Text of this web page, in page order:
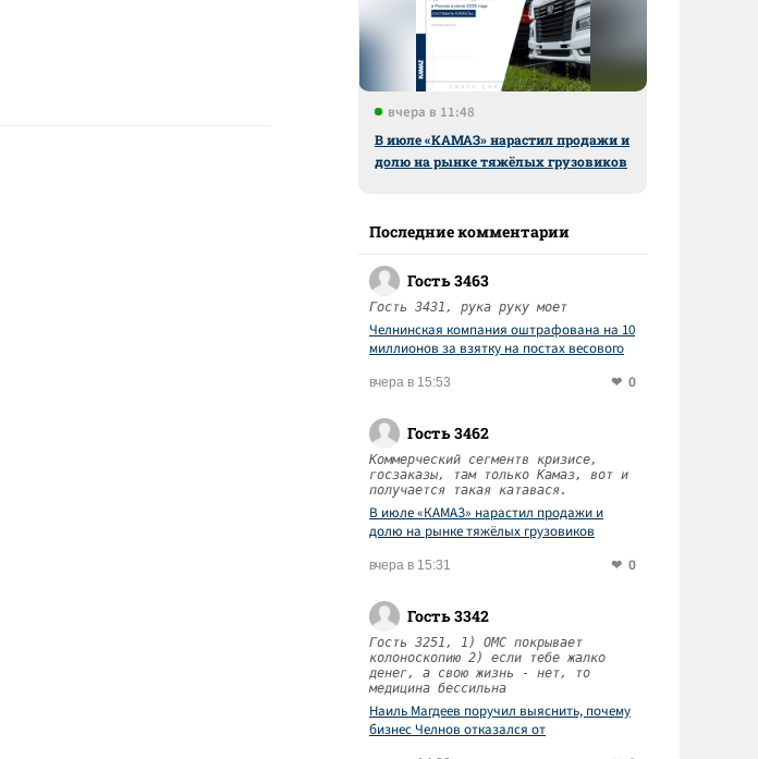
вчера в 11:48
В июле «КАМАЗ» нарастил продажи и
долю на рынке тяжёлых грузовиков
Последние комментарии
Гость 3463
Гость 3431, рука руку моет
Челнинская компания оштрафована на 10
миллионов за взятку на постах весового
вчера в 15:53 0
Гость 3462
Коммерческий сегментв кризисе,
госзаказы, там только Камаз, вот и
получается такая катавася.
В июле «КАМАЗ» нарастил продажи и
долю на рынке тяжёлых грузовиков
вчера в 15:31 0
Гость 3342
Гость 3251, 1) ОМС покрывает
колоноскопию 2) если тебе жалко
денег, а свою жизнь - нет, то
медицина бессильна
Наиль Магдеев поручил выяснить, почему
бизнес Челнов отказался от